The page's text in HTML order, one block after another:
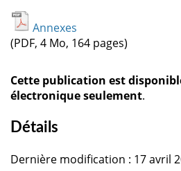
Annexes
(PDF, 4 Mo, 164 pages)
Cette publication est
électronique seulement.
Détails
Dernière modification : 17 avril